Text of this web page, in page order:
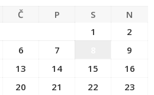
Č P S
N
1
2
6 7
9
13 14 15
16
20 21 22
23